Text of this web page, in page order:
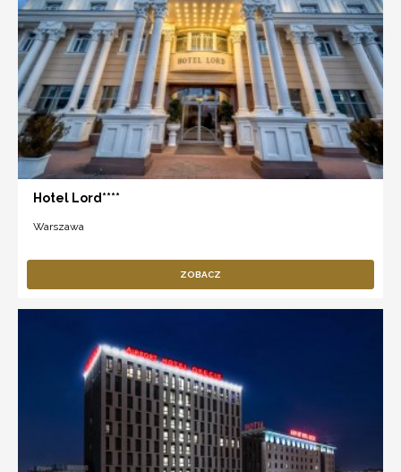
Hotel Lord****
Warszawa
ZOBACZ